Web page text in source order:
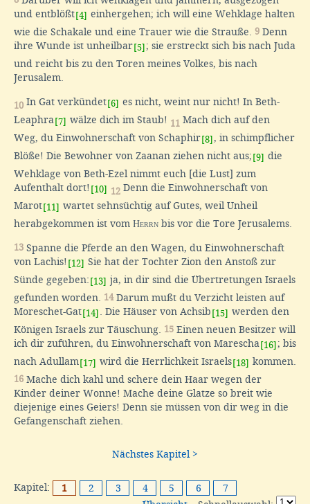
und entblößt[4] einhergehen; ich will eine Wehklage halten
wie die Schakale und eine Trauer wie die Strauße. 9 Denn
ihre Wunde ist unheilbar[5] ; sie erstreckt sich bis nach Juda
und reicht bis zu den Toren meines Volkes, bis nach
Jerusalem.
10 In Gat verkündet[6] es nicht, weint nur nicht! In Beth-
Leaphra [7] wälze dich im Staub! 11 Mach dich auf den
Weg, du Einwohnerschaft von Schaphir[8], in schimpflicher
Blöße! Die Bewohner von Zaanan ziehen nicht aus; [9] die
Wehklage von Beth-Ezel nimmt euch [die Lust] zum
Aufenthalt dort! [10] 12 Denn die Einwohnerschaft von
Marot[11] wartet sehnsüchtig auf Gutes, weil Unheil
herabgekommen ist vom Herrn bis vor die Tore Jerusalems.
13 Spanne die Pferde an den Wagen, du Einwohnerschaft
von Lachis! [12] Sie hat der Tochter Zion den Anstoß zur
Sünde gegeben: [13] ja, in dir sind die Übertretungen Israels
gefunden worden. 14Darum mußt du Verzicht leisten auf
Moreschet-Gat[14] . Die Häuser von Achsib [15] werden den
Königen Israels zur Täuschung. 15 Einen neuen Besitzer will
ich dir zuführen, du Einwohnerschaft von Marescha [16] ; bis
nach Adullam [17] wird die Herrlichkeit Israels[18] kommen.
16 Mache dich kahl und schere dein Haar wegen der
Kinder deiner Wonne! Mache deine Glatze so breit wie
diejenige eines Geiers! Denn sie müssen von dir weg in die
Gefangenschaft ziehen.
Nächstes Kapitel >
Kapitel: 1 2 3 4 5 6
7